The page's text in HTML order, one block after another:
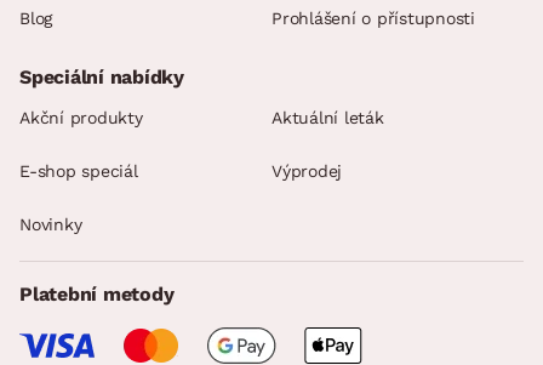
Blog Prohlášení o přístupnosti
Speciální nabídky
Akční produkty Aktuální leták
E-shop speciál Výprodej
Novinky
Platební metody